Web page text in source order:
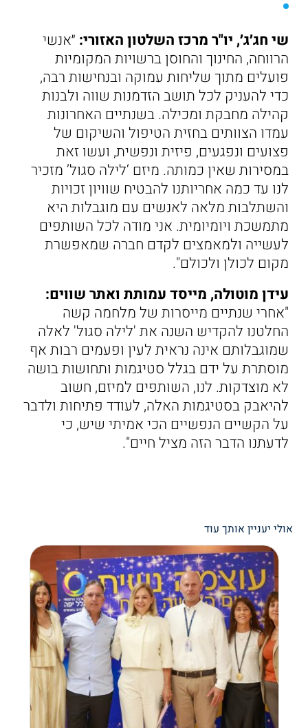
שי חג׳ג׳, יו"ר מרכז השלטון האזורי: ״אנשי
הרווחה, החינוך והחוסן ברשויות המקומיות
פועלים מתוך שליחות עמוקה ובנחישות רבה,
כדי להעניק לכל תושב הזדמנות שווה ולבנות
קהילה מחבקת ומכילה. בשנתיים האחרונות
עמדו הצוותים בחזית הטיפול והשיקום של
פצועים ונפגעים, פיזית ונפשית, ועשו זאת
במסירות שאין כמותה. מיזם ‘לילה סגול’ מזכיר
לנו עד כמה אחריותנו להבטיח שוויון זכויות
והשתלבות מלאה לאנשים עם מוגבלות היא
מתמשכת ויומיומית. אני מודה לכל השותפים
לעשייה ולמאמצים לקדם חברה שמאפשרת
מקום לכולן ולכולם".
עידן מוטולה, מייסד עמותת ואתר שווים:
"אחרי שנתיים מייסרות של מלחמה קשה
החלטנו להקדיש השנה את 'לילה סגול' לאלה
שמוגבלותם אינה נראית לעין ופעמים רבות אף
מוסתרת על ידם בגלל סטיגמות ותחושות בושה
לא מוצדקות. לנו, השותפים למיזם, חשוב
להיאבק בסטיגמות האלה, לעודד פתיחות ולדבר
על הקשיים הנפשיים הכי אמיתי שיש, כי
לדעתנו הדבר הזה מציל חיים".
אולי יעניין אותך עוד